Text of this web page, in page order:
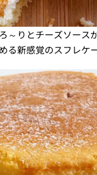
～りとチーズソース
る新感覚のスフレケ